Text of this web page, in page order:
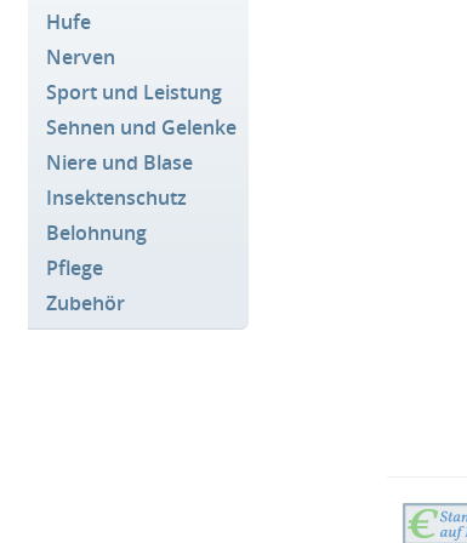
Hufe
Nerven
Sport und Leistung
Sehnen und Gelenke
Niere und Blase
Insektenschutz
Belohnung
Pflege
Zubehör